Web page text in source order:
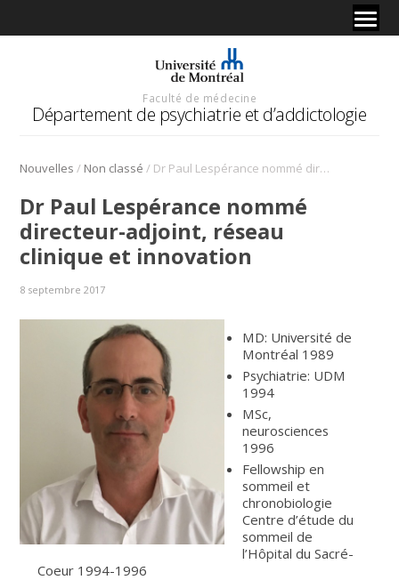
Faculté de médecine
Département de psychiatrie et d’addictologie
Nouvelles / Non classé / Dr Paul Lespérance nommé directeur-adjoint, réseau clinique et innovation
Dr Paul Lespérance nommé
directeur-adjoint, réseau
clinique et innovation
8 septembre 2017
MD: Université de
Montréal 1989
Psychiatrie: UDM
1994
MSc,
neurosciences
1996
Fellowship en
sommeil et
chronobiologie
Centre d’étude du
sommeil de
l’Hôpital du Sacré-
Coeur 1994-1996